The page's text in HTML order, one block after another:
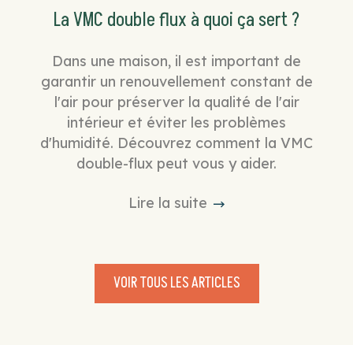
La VMC double flux à quoi ça sert ?
Dans une maison, il est important de
garantir un renouvellement constant de
l'air pour préserver la qualité de l'air
intérieur et éviter les problèmes
d'humidité. Découvrez comment la VMC
double-flux peut vous y aider.
Lire la suite
VOIR TOUS LES ARTICLES